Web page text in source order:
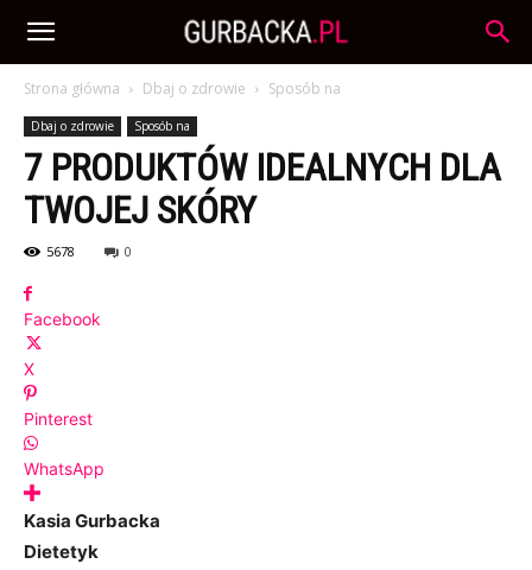
Strona główna Dbaj o zdrowie Sposób na
Dbaj o zdrowie Sposób na
7 PRODUKTÓW IDEALNYCH DLA
TWOJEJ SKÓRY
5678 0
Facebook
X
Pinterest
WhatsApp
Kasia Gurbacka
Dietetyk